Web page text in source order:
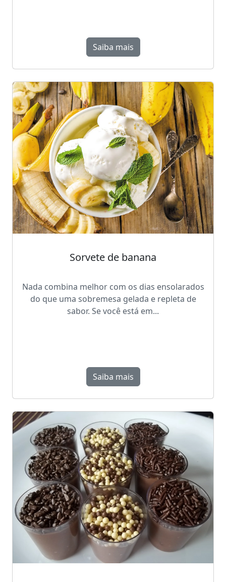
Saiba mais
Sorvete de banana
Nada combina melhor com os dias ensolarados
do que uma sobremesa gelada e repleta de
sabor. Se você está em...
Saiba mais